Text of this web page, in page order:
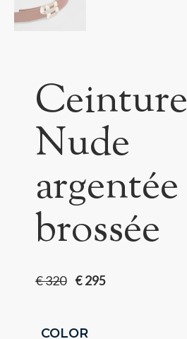
Ceinture
Nude
argentée
brossée
€320 €295
COLOR